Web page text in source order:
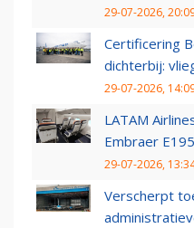
29-07-2026,
Certificering
dichterbij:
29-07-2026,
LATAM
Embraer
29-07-2026,
Verscherpt